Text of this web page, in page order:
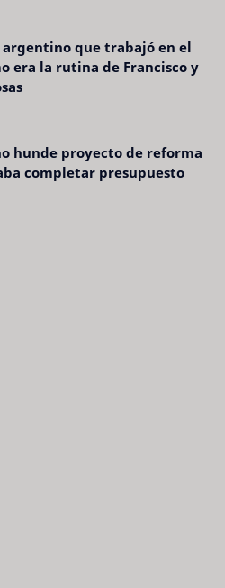
que trabajó en el
era la rutina de Francisco y
hunde proyecto de reforma
completar presupuesto